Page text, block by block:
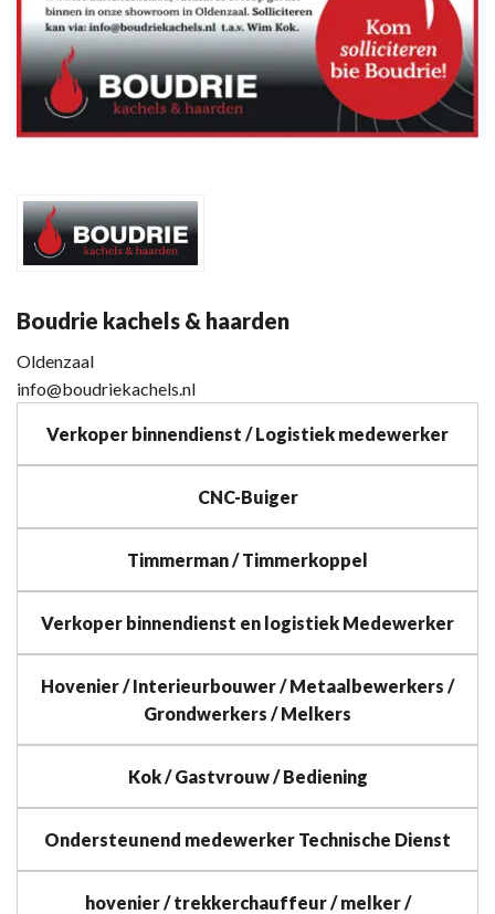
Boudrie kachels & haarden
Oldenzaal
info@boudriekachels.nl
Verkoper binnendienst / Logistiek medewerker
CNC-Buiger
Timmerman / Timmerkoppel
Verkoper binnendienst en logistiek Medewerker
Hovenier / Interieurbouwer / Metaalbewerkers /
Grondwerkers / Melkers
Kok / Gastvrouw / Bediening
Ondersteunend medewerker Technische Dienst
hovenier / trekkerchauffeur / melker /